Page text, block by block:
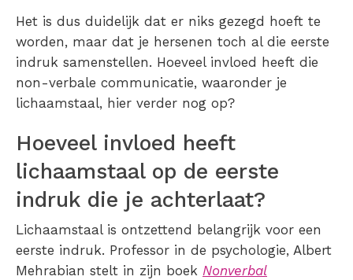
Het is dus duidelijk dat er niks gezegd hoeft te
worden, maar dat je hersenen toch al die eerste
indruk samenstellen. Hoeveel invloed heeft die
non-verbale communicatie, waaronder je
lichaamstaal, hier verder nog op?
Hoeveel invloed heeft
lichaamstaal op de eerste
indruk die je achterlaat?
Lichaamstaal is ontzettend belangrijk voor een
eerste indruk. Professor in de psychologie, Albert
Mehrabian stelt in zijn boek Nonverbal